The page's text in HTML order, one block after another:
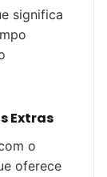
significa
Extras
o
oferece